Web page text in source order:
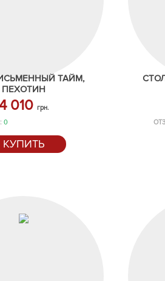
ТАЙМ,
ПЕХОТИН
010 грн.
0
КУПИТЬ